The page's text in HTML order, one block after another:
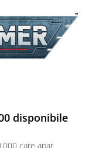
disponibile
care apar